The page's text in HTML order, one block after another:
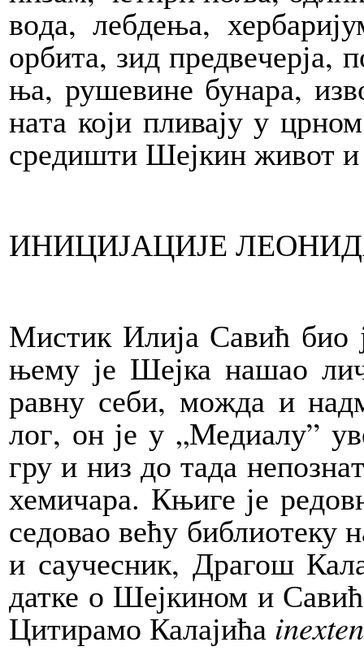
во­да, леб­де­ња,
ор­би­та, зид
ња, ру­ше­ви­не бу­на­ра,
на­та ко­ји пли­ва­ју у
сре­ди­шти Шеј­кин жи­вот
ИНИ­ЦИ­ЈА­ЦИ­ЈЕ
Ми­стик Или­ја Са­вић био
ње­му је Шеј­ка на­шао
рав­ну се­би, мо­жда и
лог, он је у „Ме­ди­а­лу”
гру и низ до та­да
хе­ми­ча­ра. Књи­ге је
се­до­вао ве­ћу би­бли­о­те­ку
и са­у­че­сник, Дра­гош
дат­ке о Шеј­ки­ном и
Ци­ти­ра­мо Ка­ла­ји­ћа inexten